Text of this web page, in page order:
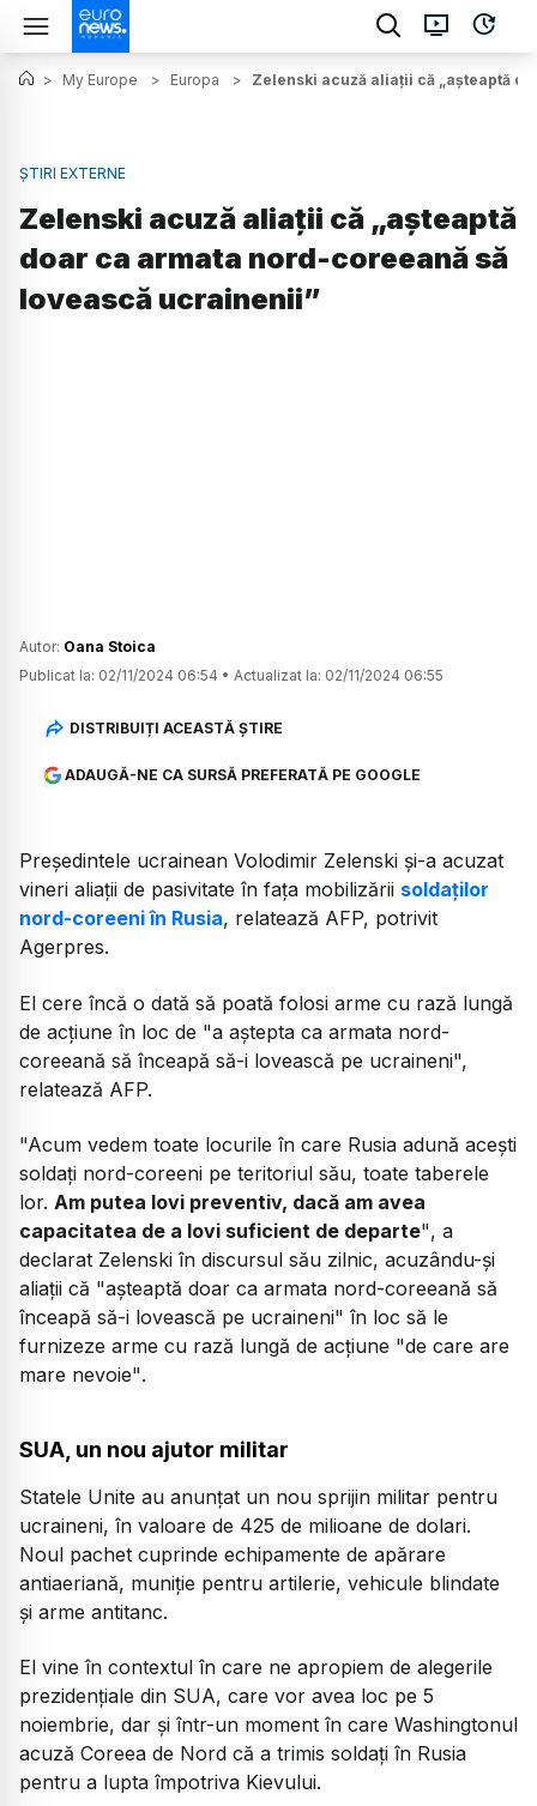
> My Europe > Europa > Zelenski acuză aliații că „așteaptă
ȘTIRI EXTERNE
Zelenski acuză aliații că „așteaptă
doar ca armata nord-coreeană să
lovească ucrainenii”
Autor: Oana Stoica
Publicat la: 02/11/2024 06:54 • Actualizat la: 02/11/2024 06:55
DISTRIBUIȚI ACEASTĂ ȘTIRE
ADAUGĂ-NE CA SURSĂ PREFERATĂ PE GOOGLE
Preşedintele ucrainean Volodimir Zelenski şi-a acuzat
vineri aliaţii de pasivitate în faţa mobilizării soldaţilor
nord-coreeni în Rusia, relatează AFP, potrivit
Agerpres.
El cere încă o dată să poată folosi arme cu rază lungă
de acţiune în loc de "a aştepta ca armata nord-
coreeană să înceapă să-i lovească pe ucraineni",
relatează AFP.
"Acum vedem toate locurile în care Rusia adună aceşti
soldaţi nord-coreeni pe teritoriul său, toate taberele
lor. Am putea lovi preventiv, dacă am avea
capacitatea de a lovi suficient de departe", a
declarat Zelenski în discursul său zilnic, acuzându-şi
aliaţii că "aşteaptă doar ca armata nord-coreeană să
înceapă să-i lovească pe ucraineni" în loc să le
furnizeze arme cu rază lungă de acţiune "de care are
mare nevoie".
SUA, un nou ajutor militar
Statele Unite au anunțat un nou sprijin militar pentru
ucraineni, în valoare de 425 de milioane de dolari.
Noul pachet cuprinde echipamente de apărare
antiaeriană, muniţie pentru artilerie, vehicule blindate
şi arme antitanc.
El vine în contextul în care ne apropiem de alegerile
prezidențiale din SUA, care vor avea loc pe 5
noiembrie, dar și într-un moment în care Washingtonul
acuză Coreea de Nord că a trimis soldaţi în Rusia
pentru a lupta împotriva Kievului.